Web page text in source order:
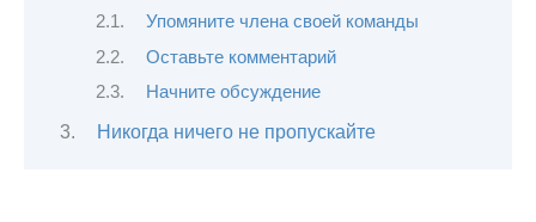
Упомяните члена своей команды
Оставьте комментарий
Начните обсуждение
Никогда ничего не пропускайте